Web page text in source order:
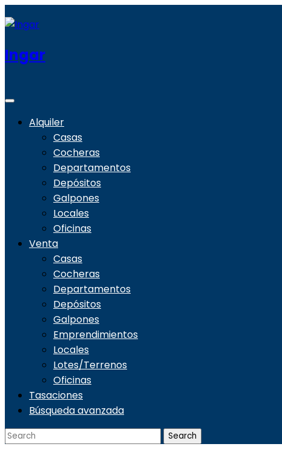
Ingar
Alquiler
Casas
Cocheras
Departamentos
Depósitos
Galpones
Locales
Oficinas
Venta
Casas
Cocheras
Departamentos
Depósitos
Galpones
Emprendimientos
Locales
Lotes/Terrenos
Oficinas
Tasaciones
Búsqueda avanzada